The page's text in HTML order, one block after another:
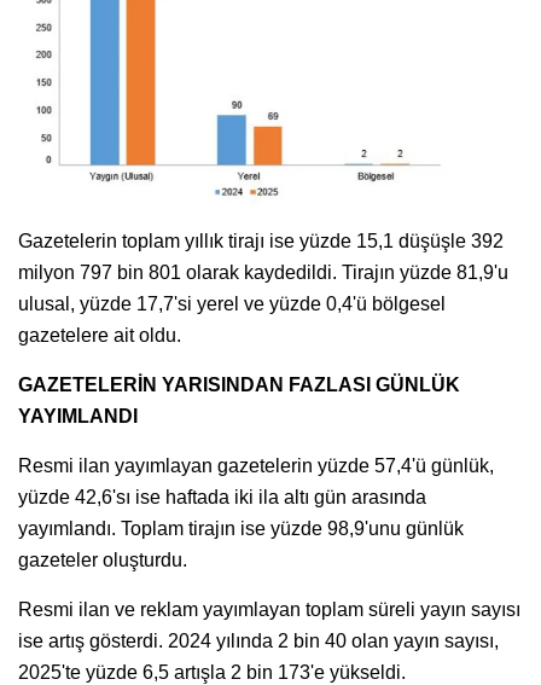
Gazetelerin toplam yıllık tirajı ise yüzde 15,1 düşüşle 392
milyon 797 bin 801 olarak kaydedildi. Tirajın yüzde 81,9'u
ulusal, yüzde 17,7'si yerel ve yüzde 0,4'ü bölgesel
gazetelere ait oldu.
GAZETELERİN YARISINDAN FAZLASI GÜNLÜK
YAYIMLANDI
Resmi ilan yayımlayan gazetelerin yüzde 57,4'ü günlük,
yüzde 42,6'sı ise haftada iki ila altı gün arasında
yayımlandı. Toplam tirajın ise yüzde 98,9'unu günlük
gazeteler oluşturdu.
Resmi ilan ve reklam yayımlayan toplam süreli yayın sayısı
ise artış gösterdi. 2024 yılında 2 bin 40 olan yayın sayısı,
2025'te yüzde 6,5 artışla 2 bin 173'e yükseldi.